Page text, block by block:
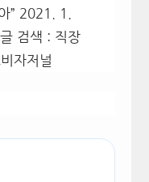
” 2021. 1.
검색 : 직장
자저널